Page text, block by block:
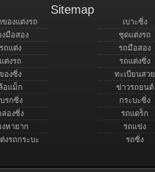
Sitemap
องแต่งรถ
มือสอง
รถแต่ง
แต่งรถ
องซิ่ง
อแม็ก
บรกซิ่ง
ล่องซิ่ง
หายาก
งรถกระบะ
เบาะซิ่ง
ชุดแต่งรถ
รถมือสอง
รถแต่งซิ่ง
ทะเบียนสวย
ข่าวรถยนต์
กระบะซิ่ง
รถแดร็ก
รถแข่ง
รถซิ่ง